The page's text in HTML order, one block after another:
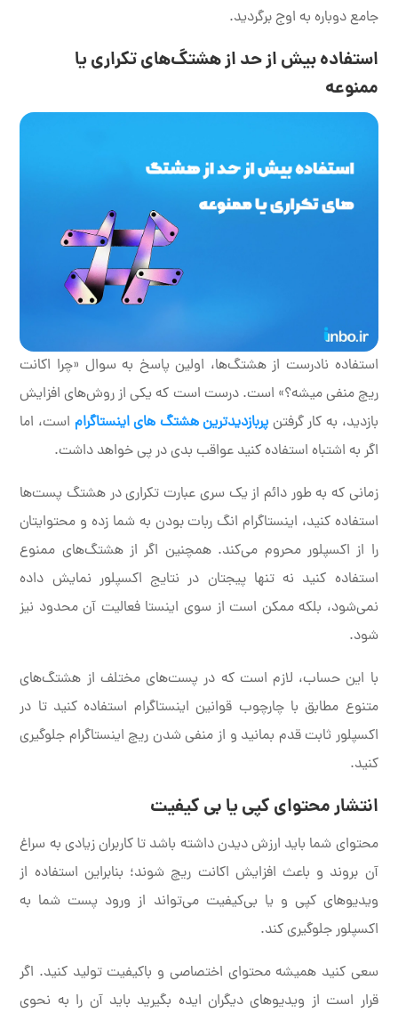
جامع دوباره به اوج برگردید.
استفاده بیش از حد از هشتگ‌های تکراری یا
ممنوعه
استفاده نادرست از هشتگ‌ها، اولین پاسخ به سوال «چرا اکانت
ریچ منفی میشه؟» است. درست است که یکی از روش‌های افزایش
بازدید، به کار گرفتنپربازدیدترین هشتگ های اینستاگرام است، اما
اگر به اشتباه استفاده کنید عواقب بدی در پی خواهد داشت.
زمانی که به طور دائم از یک سری عبارت تکراری در هشتگ پست‌ها
استفاده کنید، اینستاگرام انگ ربات بودن به شما زده و محتوایتان
را از اکسپلور محروم می‌کند. همچنین اگر از هشتگ‌های ممنوع
استفاده کنید نه تنها پیجتان در نتایج اکسپلور نمایش داده
نمی‌شود، بلکه ممکن است از سوی اینستا فعالیت آن محدود نیز
شود.
با این حساب، لازم است که در پست‌های مختلف از هشتگ‌های
متنوع مطابق با چارچوب قوانین اینستاگرام استفاده کنید تا در
اکسپلور ثابت قدم بمانید و از منفی شدن ریچ اینستاگرام جلوگیری
کنید.
انتشار محتوای کپی یا بی کیفیت
محتوای شما باید ارزش دیدن داشته باشد تا کاربران زیادی به سراغ
آن بروند و باعث افزایش اکانت ریچ شوند؛ بنابراین استفاده از
ویدیوهای کپی و یا بی‌کیفیت می‌تواند از ورود پست شما به
اکسپلور جلوگیری کند.
سعی کنید همیشه محتوای اختصاصی و باکیفیت تولید کنید. اگر
قرار است از ویدیوهای دیگران ایده بگیرید باید آن را به نحوی